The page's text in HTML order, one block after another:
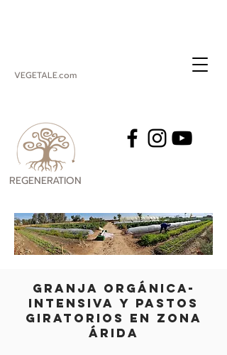
VEGETALE.com
REGENERATION
GRANJA ORGÁNICA-
INTENSIVA Y PASTOS
GIRATORIOS EN ZONA
ÁRIDA